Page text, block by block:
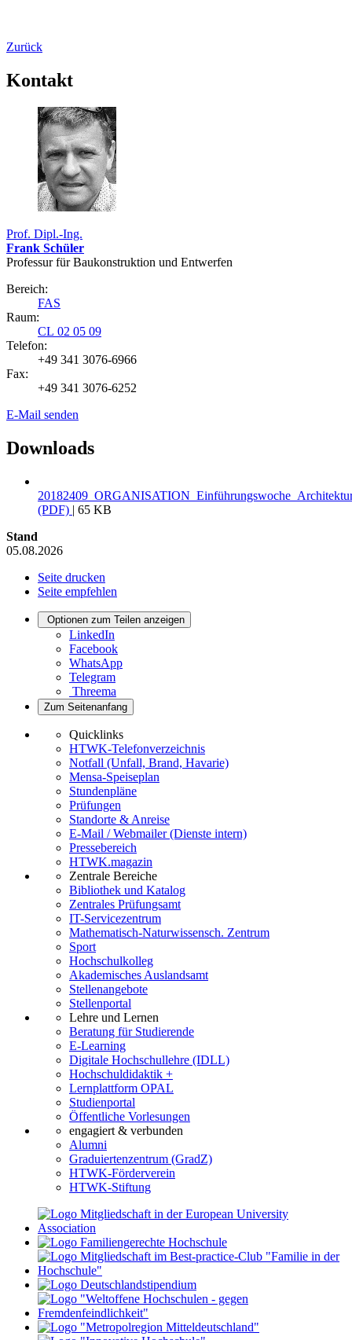
Zurück
Kontakt
Prof. Dipl.-Ing.
Frank Schüler
Professur für Bau­konstruk­tion und Entwerfen
Bereich:
FAS
Raum:
CL 02 05 09
Telefon:
+49 341 3076-6966
Fax:
+49 341 3076-6252
E-Mail senden
Downloads
(PDF) | 65 KB
Stand
05.08.2026
Seite drucken
Seite empfehlen
Optionen zum Teilen anzeigen
LinkedIn
Facebook
WhatsApp
Telegram
Threema
Zum Seitenanfang
Quicklinks
HTWK-Telefonverzeichnis
Notfall (Unfall, Brand, Havarie)
Mensa-Speiseplan
Stundenpläne
Prüfungen
Standorte & Anreise
E-Mail / Webmailer (Dienste intern)
Pressebereich
HTWK.magazin
Zentrale Bereiche
Bibliothek und Katalog
Zentrales Prüfungsamt
IT-Servicezentrum
Mathematisch-Naturwissensch. Zentrum
Sport
Hochschulkolleg
Akademisches Auslandsamt
Stellenangebote
Stellenportal
Lehre und Lernen
Beratung für Studierende
E-Learning
Digitale Hochschullehre (IDLL)
Hochschuldidaktik +
Lernplattform OPAL
Studienportal
Öffentliche Vorlesungen
engagiert & verbunden
Alumni
Graduiertenzentrum (GradZ)
HTWK-Förderverein
HTWK-Stiftung